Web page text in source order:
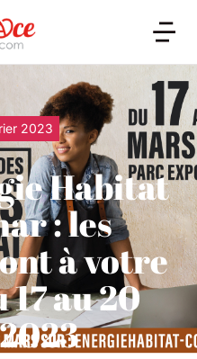
2023
Habitat
: les
à votre
au 20